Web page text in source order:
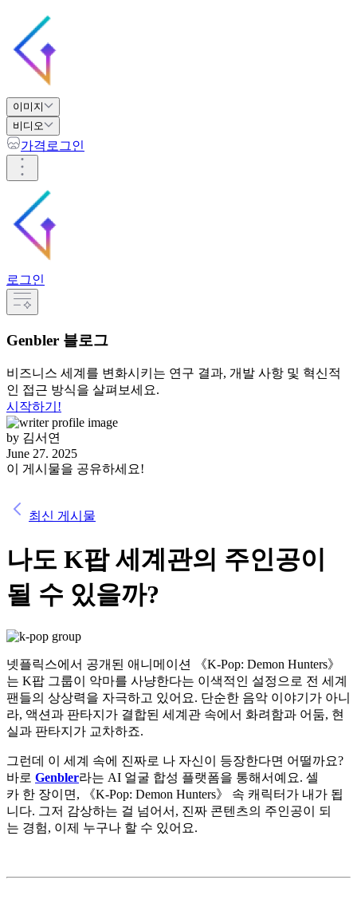
이미지
비디오
가격 로그인
로그인
Genbler 블로그
비즈니스 세계를 변화시키는 연구 결과, 개발 사항 및 혁신적
인 접근 방식을 살펴보세요.
시작하기!
by 김서연
June 27. 2025
이 게시물을 공유하세요!
최신 게시물
나도 K팝 세계관의 주인공이
될 수 있을까?
넷플릭스에서 공개된 애니메이션 《K-Pop: Demon Hunters》
는 K팝 그룹이 악마를 사냥한다는 이색적인 설정으로 전 세계
팬들의 상상력을 자극하고 있어요. 단순한 음악 이야기가 아니
라, 액션과 판타지가 결합된 세계관 속에서 화려함과 어둠, 현
실과 판타지가 교차하죠.
그런데 이 세계 속에 진짜로 나 자신이 등장한다면 어떨까요?
바로 Genbler라는 AI 얼굴 합성 플랫폼을 통해서예요. 셀
카 한 장이면, 《K-Pop: Demon Hunters》 속 캐릭터가 내가 됩
니다. 그저 감상하는 걸 넘어서, 진짜 콘텐츠의 주인공이 되
는 경험, 이제 누구나 할 수 있어요.